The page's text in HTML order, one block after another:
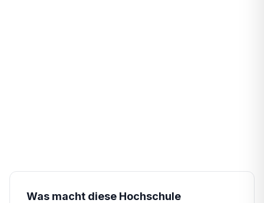
Was macht diese Hochschule